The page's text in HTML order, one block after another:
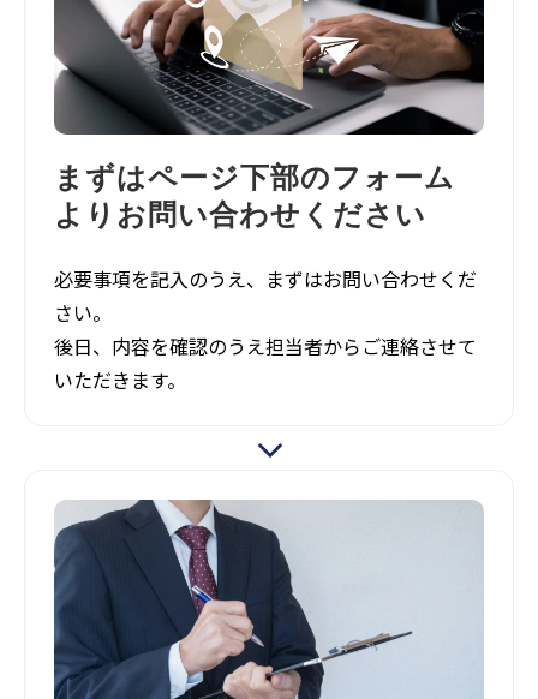
まずはページ下部のフォーム
よりお問い合わせください
必要事項を記入のうえ、まずはお問い合わせくだ
さい。
後日、内容を確認のうえ担当者からご連絡させて
いただきます。